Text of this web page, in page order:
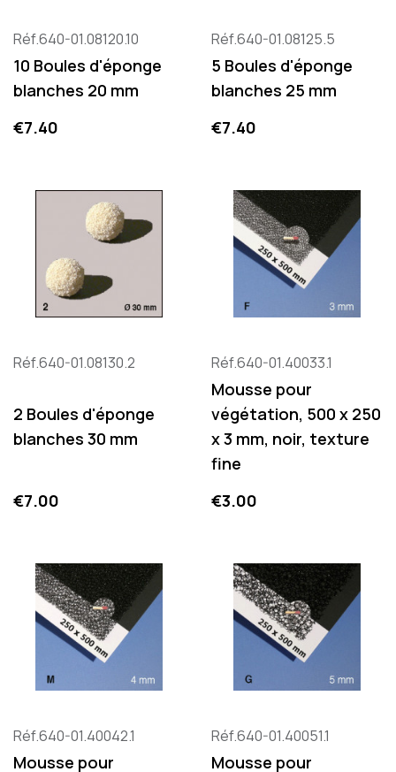
Réf.640-01.08120.10
10 Boules d'éponge
blanches 20 mm
Price
€7.40
Réf.640-01.08125.5
5 Boules d'éponge
blanches 25 mm
Price
€7.40
Réf.640-01.08130.2
2 Boules d'éponge
blanches 30 mm
Price
€7.00
Réf.640-01.40033.1
Mousse pour
végétation, 500 x 250
x 3 mm, noir, texture
fine
Price
€3.00
Réf.640-01.40042.1
Mousse pour
Réf.640-01.40051.1
Mousse pour